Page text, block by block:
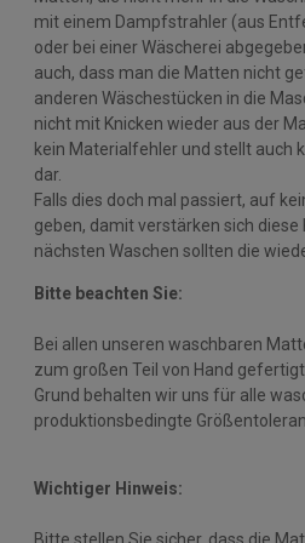
mit einem Dampfstrahler (aus
oder bei einer Wäscherei
auch, dass man die Matten nicht
anderen Wäschestücken in die
nicht mit Knicken wieder aus der
kein Materialfehler und stellt auch
dar.
Falls dies doch mal passiert, auf
geben, damit verstärken sich diese
nächsten Waschen sollten die
Bitte beachten Sie:
Bei allen unseren waschbaren
zum großen Teil von Hand
Grund behalten wir uns für alle
produktionsbedingte
Wichtiger Hinweis: